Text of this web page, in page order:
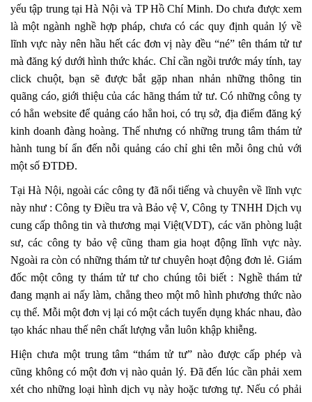
yếu tập trung tại Hà Nội và TP Hồ Chí Minh. Do chưa được xem
là một ngành nghề hợp pháp, chưa có các quy định quản lý về
lĩnh vực này nên hầu hết các đơn vị này đều “né” tên thám tử tư
mà đăng ký dưới hình thức khác. Chỉ cần ngồi trước máy tính, tay
click chuột, bạn sẽ được bắt gặp nhan nhản những thông tin
quãng cáo, giới thiệu của các hãng thám tử tư. Có những công ty
có hẳn website để quảng cáo hẳn hoi, có trụ sở, địa điểm đăng ký
kinh doanh đàng hoàng. Thế nhưng có những trung tâm thám tử
hành tung bí ẩn đến nỗi quảng cáo chỉ ghi tên mỗi ông chủ với
một số ĐTDĐ.
Tại Hà Nội, ngoài các công ty đã nổi tiếng và chuyên về lĩnh vực
này như : Công ty Điều tra và Bảo vệ V, Công ty TNHH Dịch vụ
cung cấp thông tin và thương mại Việt(VDT), các văn phòng luật
sư, các công ty bảo vệ cũng tham gia hoạt động lĩnh vực này.
Ngoài ra còn có những thám tử tư chuyên hoạt động đơn lẻ. Giám
đốc một công ty thám tử tư cho chúng tôi biết : Nghề thám tử
đang mạnh ai nấy làm, chẳng theo một mô hình phương thức nào
cụ thể. Mỗi một đơn vị lại có một cách tuyển dụng khác nhau, đào
tạo khác nhau thế nên chất lượng vẫn luôn khập khiễng.
Hiện chưa một trung tâm “thám tử tư” nào được cấp phép và
cũng không có một đơn vị nào quản lý. Đã đến lúc cần phải xem
xét cho những loại hình dịch vụ này hoặc tương tự. Nếu có phải